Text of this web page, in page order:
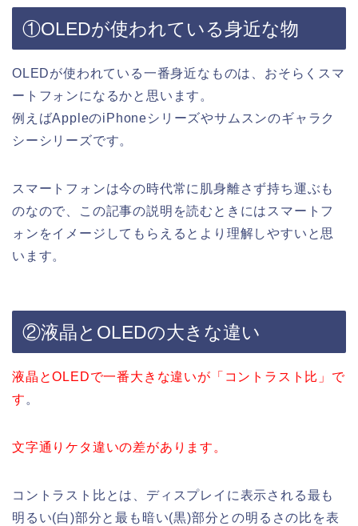
①OLEDが使われている身近な物
OLEDが使われている一番身近なものは、おそらくスマ
ートフォンになるかと思います。
例えばAppleのiPhoneシリーズやサムスンのギャラク
シーシリーズです。
スマートフォンは今の時代常に肌身離さず持ち運ぶも
のなので、この記事の説明を読むときにはスマートフ
ォンをイメージしてもらえるとより理解しやすいと思
います。
②液晶とOLEDの大きな違い
液晶とOLEDで一番大きな違いが「コントラスト比」で
す 。
文字通りケタ違いの差があります。
コントラスト比とは、ディスプレイに表示される最も
明るい(白)部分と最も暗い(黒)部分との明るさの比を表